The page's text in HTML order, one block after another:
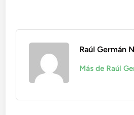
Raúl Germán
Más de Raúl